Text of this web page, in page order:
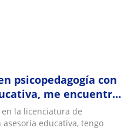
psicopedagogía con
me encuentro
la licenciatura de
educativa, tengo